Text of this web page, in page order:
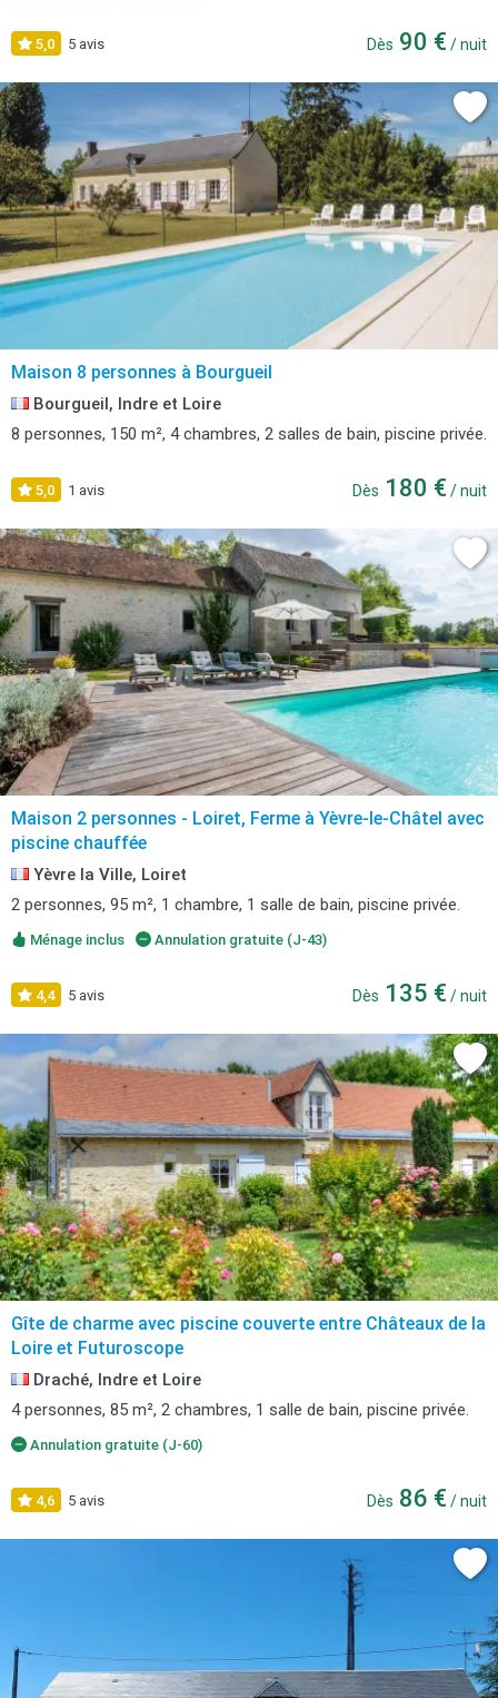
5,0 5 avis Dès 90 € / nuit
Maison 8 personnes à Bourgueil
Bourgueil, Indre et Loire
8 personnes, 150 m², 4 chambres, 2 salles de bain, piscine privée.
5,0 1 avis Dès 180 € / nuit
Maison 2 personnes - Loiret, Ferme à Yèvre-le-Châtel avec
piscine chauffée
Yèvre la Ville, Loiret
2 personnes, 95 m², 1 chambre, 1 salle de bain, piscine privée.
Ménage inclus Annulation gratuite (J-43)
4,4 5 avis Dès 135 € / nuit
Gîte de charme avec piscine couverte entre Châteaux de la
Loire et Futuroscope
Draché, Indre et Loire
4 personnes, 85 m², 2 chambres, 1 salle de bain, piscine privée.
Annulation gratuite (J-60)
4,6 5 avis Dès 86 € / nuit